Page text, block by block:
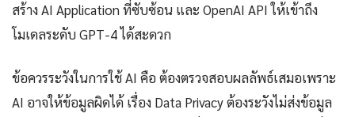
สร้าง AI Application ที่ซับซ้อน และ OpenAI API ให้เข้าถึง
โมเดลระดับ GPT-4 ได้สะดวก
ข้อควรระวังในการใช้ AI คือ ต้องตรวจสอบผลลัพธ์เสมอเพราะ
AI อาจให้ข้อมูลผิดได้ เรื่อง Data Privacy ต้องระวังไม่ส่งข้อมูล